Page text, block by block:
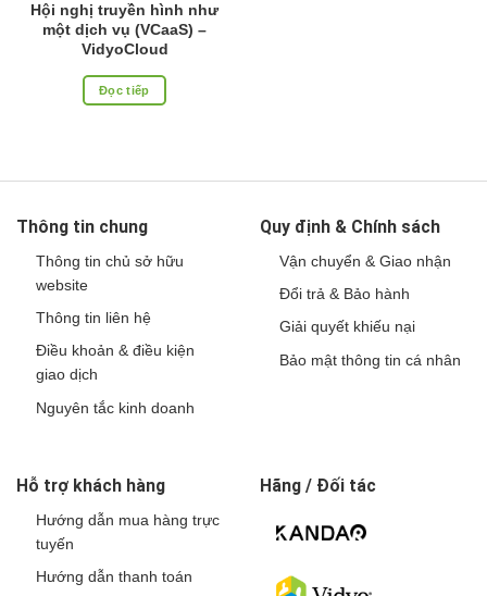
Hội nghị truyền hình như
một dịch vụ (VCaaS) –
VidyoCloud
Đọc tiếp
Thông tin chung
Thông tin chủ sở hữu
website
Thông tin liên hệ
Điều khoản & điều kiện
giao dịch
Nguyên tắc kinh doanh
Quy định & Chính sách
Vận chuyển & Giao nhận
Đổi trả & Bảo hành
Giải quyết khiếu nại
Bảo mật thông tin cá nhân
Hỗ trợ khách hàng
Hướng dẫn mua hàng trực
tuyến
Hướng dẫn thanh toán
Hãng / Đối tác